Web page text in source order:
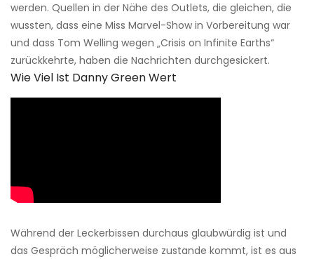
werden. Quellen in der Nähe des Outlets, die gleichen, die
wussten, dass eine Miss Marvel-Show in Vorbereitung war
und dass Tom Welling wegen „Crisis on Infinite Earths“
zurückkehrte, haben die Nachrichten durchgesickert.
Wie Viel Ist Danny Green Wert
Während der Leckerbissen durchaus glaubwürdig ist und
das Gespräch möglicherweise zustande kommt, ist es aus